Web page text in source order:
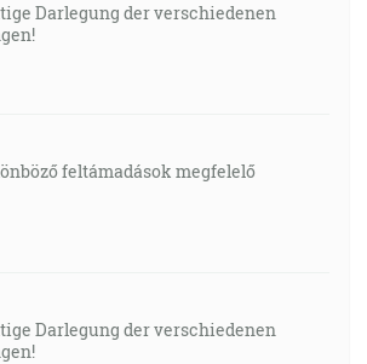
Darlegung der verschiedenen
feltámadások megfelelő
Darlegung der verschiedenen